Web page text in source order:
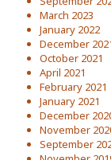
March 2023
January 2022
December
October 2021
April 2021
February 2021
January 2021
December
November
September